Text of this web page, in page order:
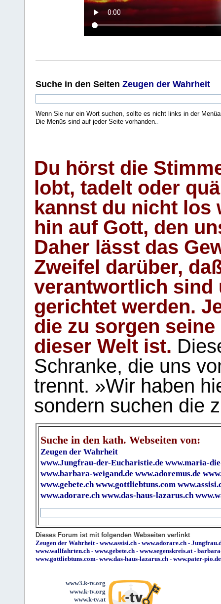
Suche in den Seiten Zeugen der Wahrheit
Wenn Sie nur ein Wort suchen, sollte es nicht links in der
Die Menüs sind auf jeder Seite vorhanden..
Du hörst die
lobt, tadelt oder
kannst du nicht los
hin auf Gott, den
Daher lässt das
Zweifel darüber,
verantwortlich sind
gerichtet werden.
die zu sorgen
dieser Welt ist.
Schranke, die uns
trennt. »Wir haben
sondern suchen die
Suche in den kath. Webseiten von:
Zeugen der Wahrheit
www.Jungfrau-der-Eucharistie.de www.maria-
www.barbara-weigand.de www.adoremus.de
www.gebete.ch www.gottliebtuns.com
www.adorare.ch www.das-haus-lazarus.ch
Dieses Forum ist mit folgenden Webseiten verlinkt
Zeugen der Wahrheit- www.assisi.ch - www.adorare.ch -
www.wallfahrten.ch - www.gebete.ch - www.segenskreis.at-
www.gottliebtuns.com- www.das-haus-lazarus.ch - www.pater-pio.de
www3.k-tv.org
www.k-tv.org
www.k-tv.at